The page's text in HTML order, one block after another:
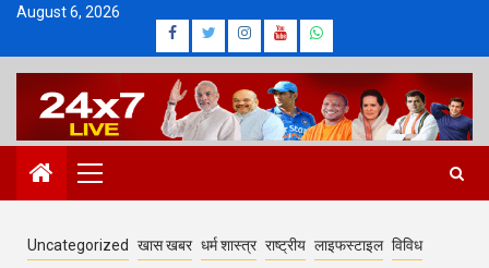
Skip
content
August 6, 2026
Facebook
Twitter
Instagram
Youtube
Whatsapp
Primary
Menu
Uncategorized खास खबर धर्म शास्त्र राष्ट्रीय लाइफस्टाइल विविध